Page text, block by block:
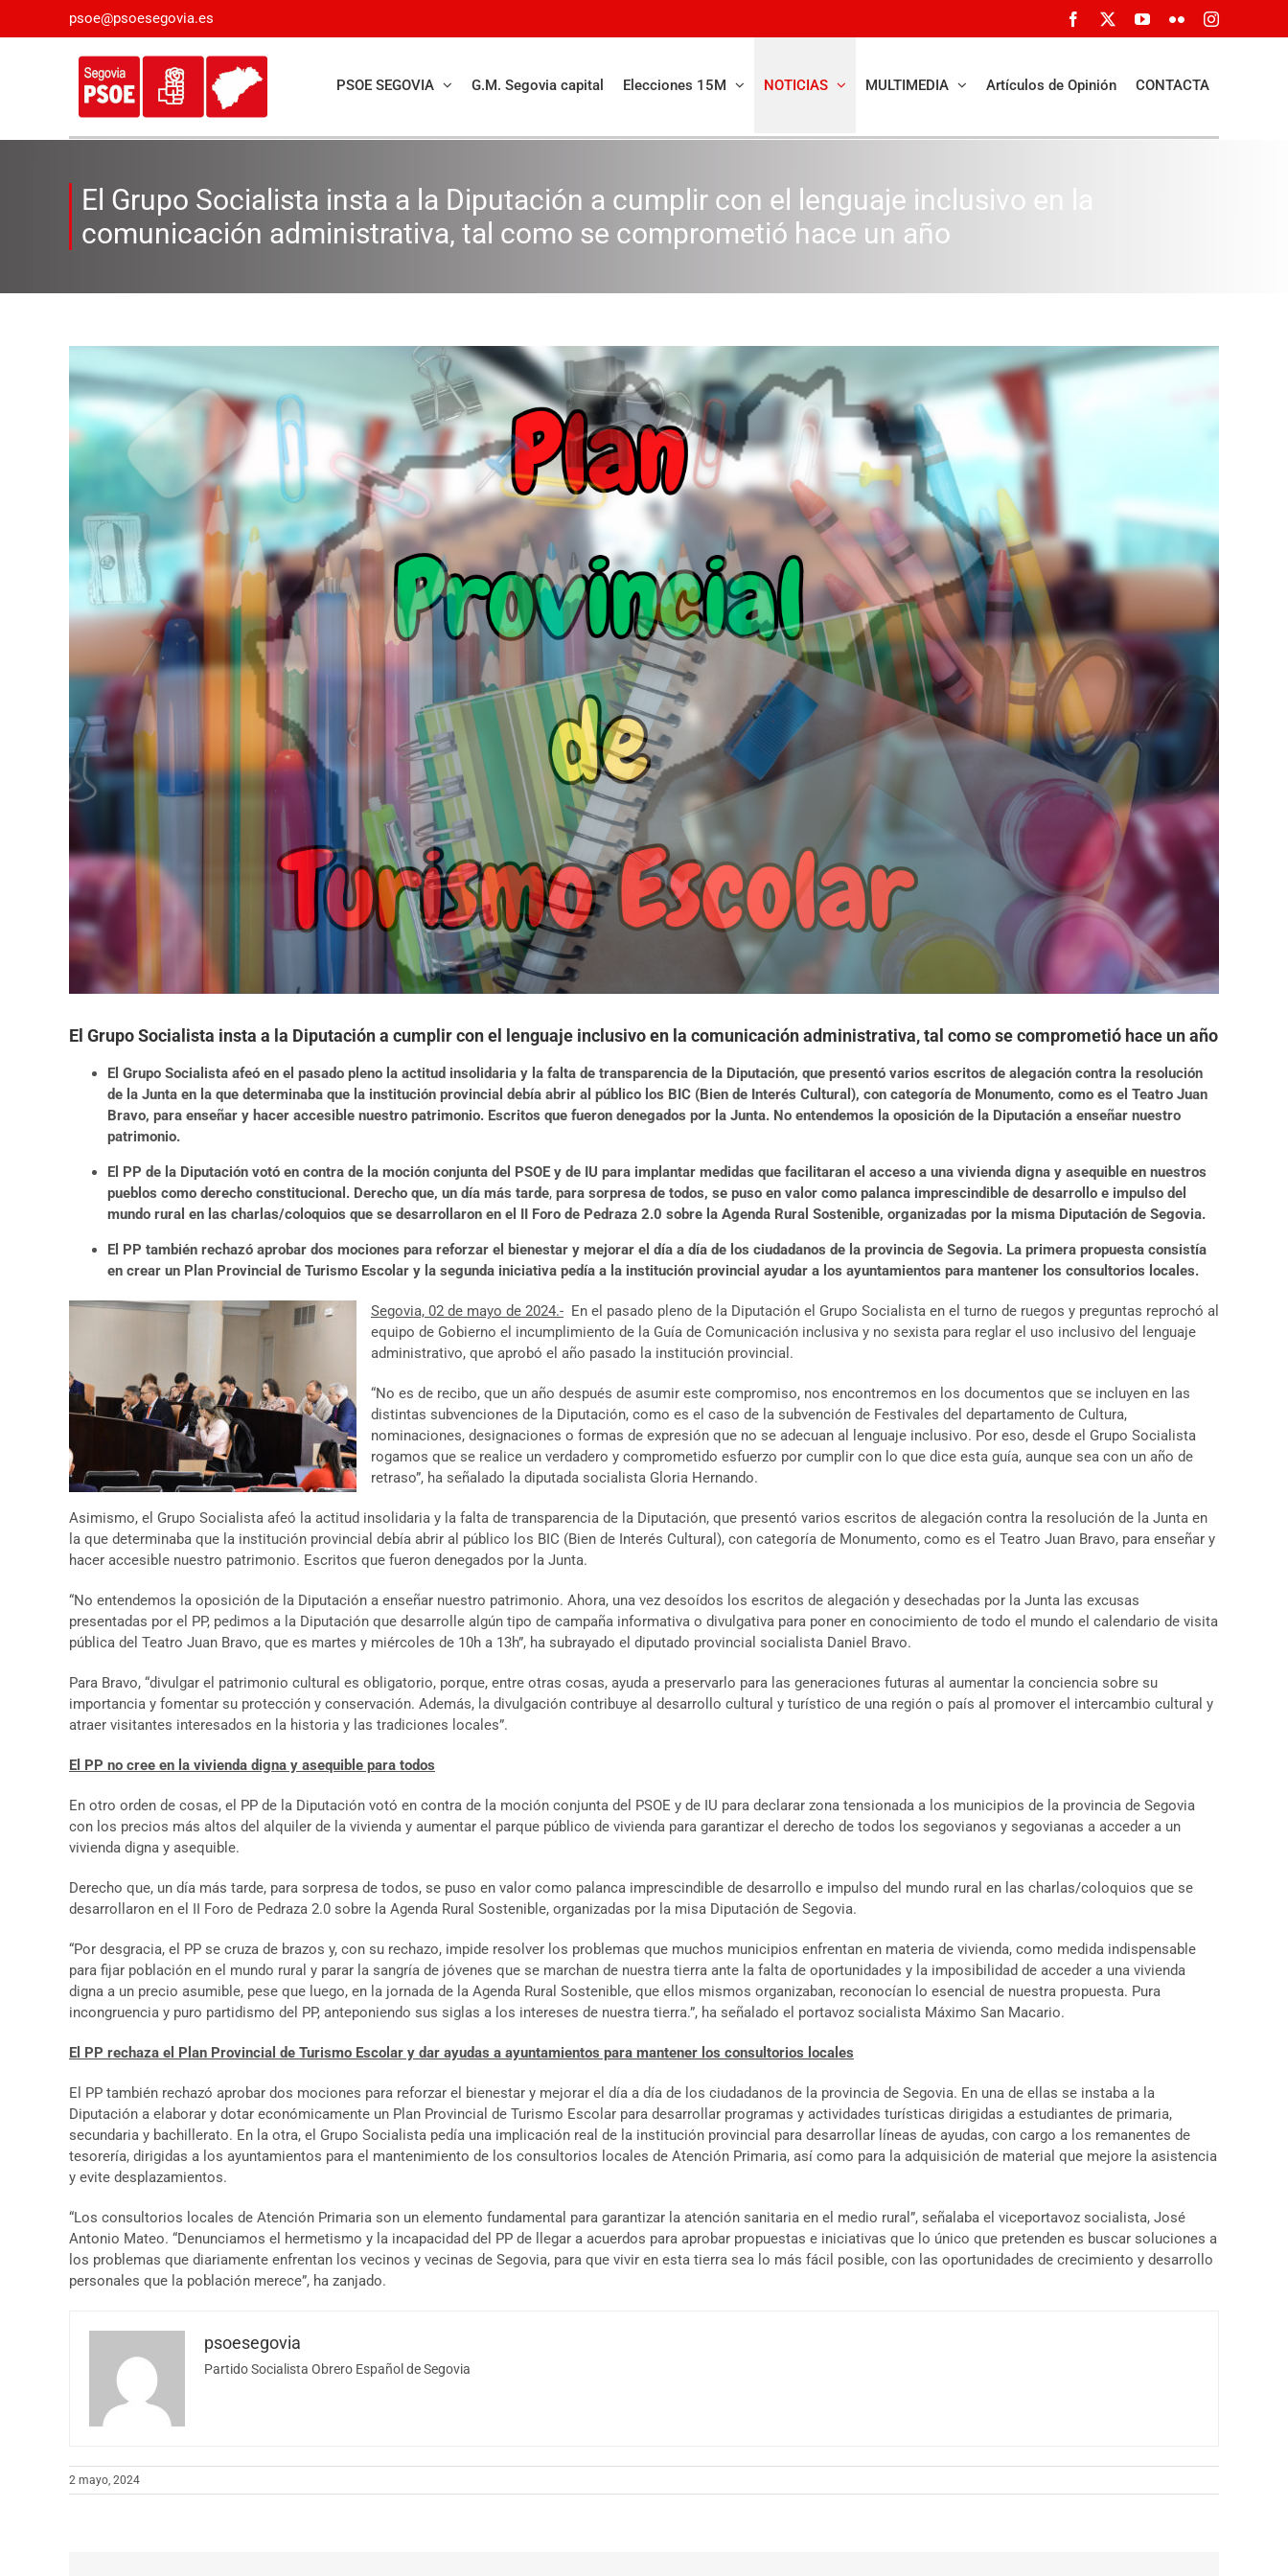
psoe@psoesegovia.es Facebook YouTube
FlickrInstagram
PSOE SEGOVIA G.M. Segovia capital Elecciones 15M NOTICIAS MULTIMEDIA Artículos de Opinión CONTACTA
El Grupo Socialista insta a la Diputación a cumplir con el lenguaje inclusivo en la
comunicación administrativa, tal como se comprometió hace un año
imagen
más
grande
El Grupo Socialista insta a la Diputación a cumplir con el lenguaje inclusivo en la comunicación administrativa, tal como se comprometió hace un año
El Grupo Socialista afeó en el pasado pleno la actitud insolidaria y la falta de transparencia de la Diputación, que presentó varios escritos de alegación contra la resolución
de la Junta en la que determinaba que la institución provincial debía abrir al público los BIC (Bien de Interés Cultural), con categoría de Monumento, como es el Teatro Juan
Bravo, para enseñar y hacer accesible nuestro patrimonio. Escritos que fueron denegados por la Junta. No entendemos la oposición de la Diputación a enseñar nuestro
patrimonio.
El PP de la Diputación votó en contra de la moción conjunta del PSOE y de IU para implantar medidas que facilitaran el acceso a una vivienda digna y asequible en nuestros
pueblos como derecho constitucional. Derecho que, un día más tarde, para sorpresa de todos, se puso en valor como palanca imprescindible de desarrollo e impulso del
mundo rural en las charlas/coloquios que se desarrollaron en el II Foro de Pedraza 2.0 sobre la Agenda Rural Sostenible, organizadas por la misma Diputación de Segovia.
El PP también rechazó aprobar dos mociones para reforzar el bienestar y mejorar el día a día de los ciudadanos de la provincia de Segovia. La primera propuesta consistía
en crear un Plan Provincial de Turismo Escolar y la segunda iniciativa pedía a la institución provincial ayudar a los ayuntamientos para mantener los consultorios locales.
Segovia, 02 de mayo de 2024.- En el pasado pleno de la Diputación el Grupo Socialista en el turno de ruegos y preguntas reprochó al
equipo de Gobierno el incumplimiento de la Guía de Comunicación inclusiva y no sexista para reglar el uso inclusivo del lenguaje
administrativo, que aprobó el año pasado la institución provincial.
“No es de recibo, que un año después de asumir este compromiso, nos encontremos en los documentos que se incluyen en las
distintas subvenciones de la Diputación, como es el caso de la subvención de Festivales del departamento de Cultura,
nominaciones, designaciones o formas de expresión que no se adecuan al lenguaje inclusivo. Por eso, desde el Grupo Socialista
rogamos que se realice un verdadero y comprometido esfuerzo por cumplir con lo que dice esta guía, aunque sea con un año de
retraso”, ha señalado la diputada socialista Gloria Hernando.
Asimismo, el Grupo Socialista afeó la actitud insolidaria y la falta de transparencia de la Diputación, que presentó varios escritos de alegación contra la resolución de la Junta en
la que determinaba que la institución provincial debía abrir al público los BIC (Bien de Interés Cultural), con categoría de Monumento, como es el Teatro Juan Bravo, para enseñar y
hacer accesible nuestro patrimonio. Escritos que fueron denegados por la Junta.
“No entendemos la oposición de la Diputación a enseñar nuestro patrimonio. Ahora, una vez desoídos los escritos de alegación y desechadas por la Junta las excusas
presentadas por el PP, pedimos a la Diputación que desarrolle algún tipo de campaña informativa o divulgativa para poner en conocimiento de todo el mundo el calendario de visita
pública del Teatro Juan Bravo, que es martes y miércoles de 10h a 13h”, ha subrayado el diputado provincial socialista Daniel Bravo.
Para Bravo, “divulgar el patrimonio cultural es obligatorio, porque, entre otras cosas, ayuda a preservarlo para las generaciones futuras al aumentar la conciencia sobre su
importancia y fomentar su protección y conservación. Además, la divulgación contribuye al desarrollo cultural y turístico de una región o país al promover el intercambio cultural y
atraer visitantes interesados en la historia y las tradiciones locales”.
El PP no cree en la vivienda digna y asequible para todos
En otro orden de cosas, el PP de la Diputación votó en contra de la moción conjunta del PSOE y de IU para declarar zona tensionada a los municipios de la provincia de Segovia
con los precios más altos del alquiler de la vivienda y aumentar el parque público de vivienda para garantizar el derecho de todos los segovianos y segovianas a acceder a un
vivienda digna y asequible.
Derecho que, un día más tarde, para sorpresa de todos, se puso en valor como palanca imprescindible de desarrollo e impulso del mundo rural en las charlas/coloquios que se
desarrollaron en el II Foro de Pedraza 2.0 sobre la Agenda Rural Sostenible, organizadas por la misa Diputación de Segovia.
“Por desgracia, el PP se cruza de brazos y, con su rechazo, impide resolver los problemas que muchos municipios enfrentan en materia de vivienda, como medida indispensable
para fijar población en el mundo rural y parar la sangría de jóvenes que se marchan de nuestra tierra ante la falta de oportunidades y la imposibilidad de acceder a una vivienda
digna a un precio asumible, pese que luego, en la jornada de la Agenda Rural Sostenible, que ellos mismos organizaban, reconocían lo esencial de nuestra propuesta. Pura
incongruencia y puro partidismo del PP, anteponiendo sus siglas a los intereses de nuestra tierra.”, ha señalado el portavoz socialista Máximo San Macario.
El PP rechaza el Plan Provincial de Turismo Escolar y dar ayudas a ayuntamientos para mantener los consultorios locales
El PP también rechazó aprobar dos mociones para reforzar el bienestar y mejorar el día a día de los ciudadanos de la provincia de Segovia. En una de ellas se instaba a la
Diputación a elaborar y dotar económicamente un Plan Provincial de Turismo Escolar para desarrollar programas y actividades turísticas dirigidas a estudiantes de primaria,
secundaria y bachillerato. En la otra, el Grupo Socialista pedía una implicación real de la institución provincial para desarrollar líneas de ayudas, con cargo a los remanentes de
tesorería, dirigidas a los ayuntamientos para el mantenimiento de los consultorios locales de Atención Primaria, así como para la adquisición de material que mejore la asistencia
y evite desplazamientos.
“Los consultorios locales de Atención Primaria son un elemento fundamental para garantizar la atención sanitaria en el medio rural”, señalaba el viceportavoz socialista, José
Antonio Mateo. “Denunciamos el hermetismo y la incapacidad del PP de llegar a acuerdos para aprobar propuestas e iniciativas que lo único que pretenden es buscar soluciones a
los problemas que diariamente enfrentan los vecinos y vecinas de Segovia, para que vivir en esta tierra sea lo más fácil posible, con las oportunidades de crecimiento y desarrollo
personales que la población merece”, ha zanjado.
psoesegovia
Partido Socialista Obrero Español de Segovia
2 mayo, 2024